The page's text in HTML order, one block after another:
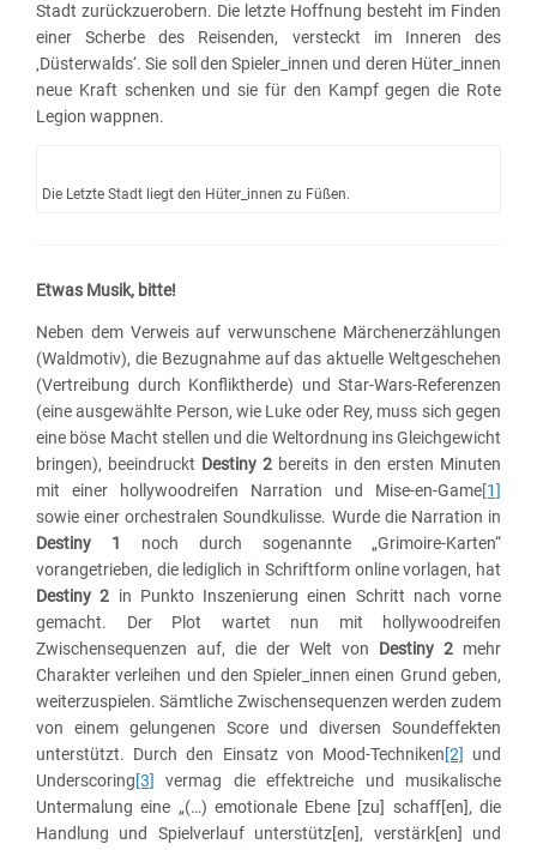
Stadt zurückzuerobern. Die letzte Hoffnung besteht im Finden
einer Scherbe des Reisenden, versteckt im Inneren des
‚Düsterwalds‘. Sie soll den Spieler_innen und deren Hüter_innen
neue Kraft schenken und sie für den Kampf gegen die Rote
Legion wappnen.
Die Letzte Stadt liegt den Hüter_innen zu Füßen.
Etwas Musik, bitte!
Neben dem Verweis auf verwunschene Märchenerzählungen
(Waldmotiv), die Bezugnahme auf das aktuelle Weltgeschehen
(Vertreibung durch Konfliktherde) und Star-Wars-Referenzen
(eine ausgewählte Person, wie Luke oder Rey, muss sich gegen
eine böse Macht stellen und die Weltordnung ins Gleichgewicht
bringen), beeindruckt Destiny 2 bereits in den ersten Minuten
mit einer hollywoodreifen Narration und Mise-en-Game[1]
sowie einer orchestralen Soundkulisse. Wurde die Narration in
Destiny
1 noch durch sogenannte „Grimoire-Karten“
vorangetrieben, die lediglich in Schriftform online vorlagen, hat
Destiny 2 in Punkto Inszenierung einen Schritt nach vorne
gemacht. Der Plot wartet nun mit hollywoodreifen
Zwischensequenzen auf, die der Welt von Destiny 2 mehr
Charakter verleihen und den Spieler_innen einen Grund geben,
weiterzuspielen. Sämtliche Zwischensequenzen werden zudem
von einem gelungenen Score und diversen Soundeffekten
unterstützt. Durch den Einsatz von Mood-Techniken[2]
und
Underscoring[3]
vermag die effektreiche und musikalische
Untermalung eine „(…) emotionale Ebene [zu] schaff[en], die
Handlung und Spielverlauf unterstütz[en], verstärk[en] und